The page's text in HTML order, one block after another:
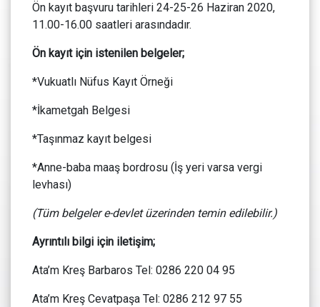
Ön kayıt başvuru tarihleri 24-25-26 Haziran 2020,
11.00-16.00 saatleri arasındadır.
Ön kayıt için istenilen belgeler;
*Vukuatlı Nüfus Kayıt Örneği
*İkametgah Belgesi
*Taşınmaz kayıt belgesi
*Anne-baba maaş bordrosu (İş yeri varsa vergi
levhası)
(Tüm belgeler e-devlet üzerinden temin edilebilir.)
Ayrıntılı bilgi için iletişim;
Ata’m Kreş Barbaros Tel: 0286 220 04 95
Ata’m Kreş Cevatpaşa Tel: 0286 212 97 55